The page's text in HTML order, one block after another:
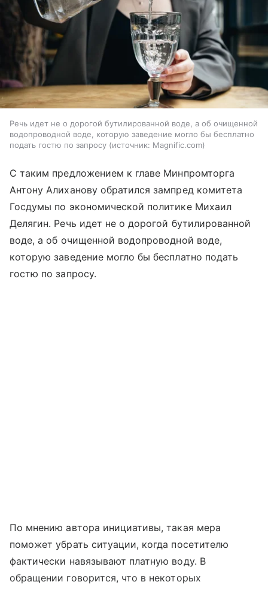
Речь идет не о дорогой бутилированной воде, а об очищенной
водопроводной воде, которую заведение могло бы бесплатно
подать гостю по запросу
источник: Magnific.com
С таким предложением к главе Минпромторга
Антону Алиханову обратился зампред комитета
Госдумы по экономической политике Михаил
Делягин. Речь идет не о дорогой бутилированной
воде, а об очищенной водопроводной воде,
которую заведение могло бы бесплатно подать
гостю по запросу.
По мнению автора инициативы, такая мера
поможет убрать ситуации, когда посетителю
фактически навязывают платную воду. В
обращении говорится, что в некоторых